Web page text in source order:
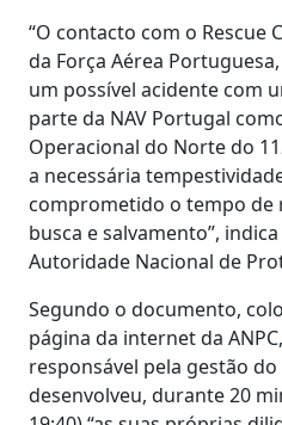
“O contacto com o Rescue
da Força Aérea
um possível acidente com
parte da NAV Portugal
Operacional do Norte do
a necessária
comprometido o tempo de
busca e salvamento”,
Autoridade Nacional de
Segundo o documento,
página da internet da
responsável pela gestão
desenvolveu, durante 20